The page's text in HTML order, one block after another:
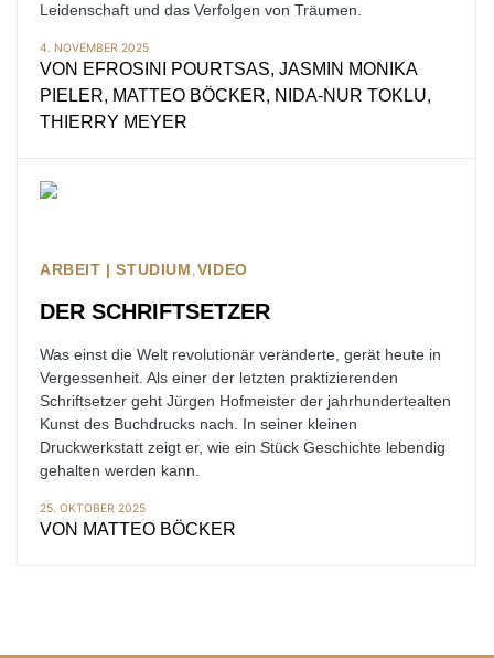
Leidenschaft und das Verfolgen von Träumen.
4. NOVEMBER 2025
VON EFROSINI POURTSAS, JASMIN MONIKA
PIELER, MATTEO BÖCKER, NIDA-NUR TOKLU,
THIERRY MEYER
ARBEIT | STUDIUM VIDEO
DER SCHRIFTSETZER
Was einst die Welt revolutionär veränderte, gerät heute in
Vergessenheit. Als einer der letzten praktizierenden
Schriftsetzer geht Jürgen Hofmeister der jahrhundertealten
Kunst des Buchdrucks nach. In seiner kleinen
Druckwerkstatt zeigt er, wie ein Stück Geschichte lebendig
gehalten werden kann.
25. OKTOBER 2025
VON MATTEO BÖCKER